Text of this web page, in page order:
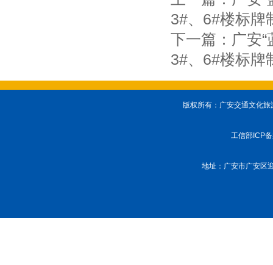
3#、6#楼标牌
下一篇： 广安
3#、6#楼标牌
版权所有：广安交通文化
工信部ICP
地址：广安市广安区